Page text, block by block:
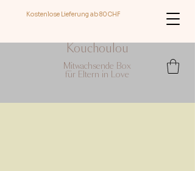
Kostenlose Lieferung ab 80CHF
Kouchoulou
Mitwachsende Box
für Eltern in Love